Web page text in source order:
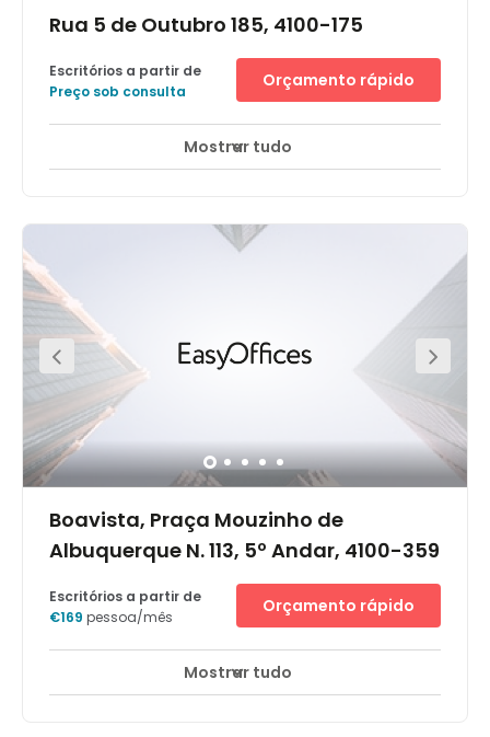
Rua 5 de Outubro 185, 4100-175
Centro da cidade
commute is made easy with access to the subway and
buses, along with paid parking options if you wish to
supermarkets, restaurants and café options. There are
numerous hotels within a walking distance, making it
easy for your guests and clients to visit the area. There is
a fitness centre only a 6-minute walk away and the Park
and Garden is a great place to spend your lunch break.
Escritórios a partir de
Preço sob consulta
Orçamento rápido
Mostrar tudo
Boavista, Praça Mouzinho de
Albuquerque N. 113, 5º Andar, 4100-359
Escritórios a partir de
€169 pessoa/mês
Orçamento rápido
Mostrar tudo